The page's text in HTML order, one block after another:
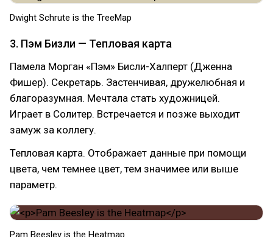
Dwight Schrute is the TreeMap
3. Пэм Бизли — Тепловая карта
Памела Морган «Пэм» Бисли-Халперт (Дженна
Фишер). Секретарь. Застенчивая, дружелюбная и
благоразумная. Мечтала стать художницей.
Играет в Солитер. Встречается и позже выходит
замуж за коллегу.
Тепловая карта. Отображает данные при помощи
цвета, чем темнее цвет, тем значимее или выше
параметр.
Pam Beesley is the Heatmap